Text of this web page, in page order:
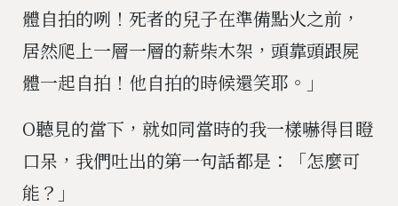
體自拍的咧！死者的兒子在準備點火之前，
居然爬上一層一層的薪柴木架，頭靠頭跟屍
體一起自拍！他自拍的時候還笑耶。」
O聽見的當下，就如同當時的我一樣嚇得目瞪
口呆，我們吐出的第一句話都是：「怎麼可
能？」